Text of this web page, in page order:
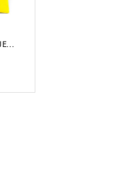
MAKE-UP TASJE/ ETUI MONDRIAAN